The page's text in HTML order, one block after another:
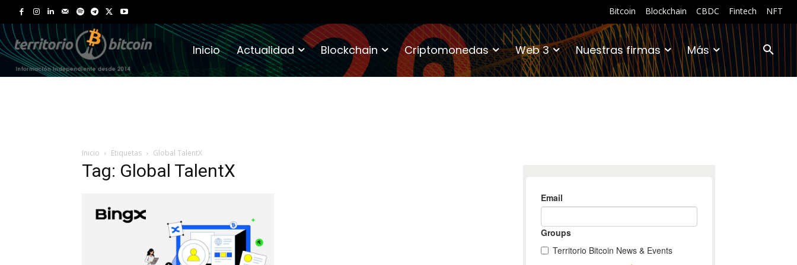
Bitcoin Blockchain CBDC Fintech NFT
Inicio Actualidad Blockchain Criptomonedas Web 3 Nuestras firmas Más
Inicio Etiquetas Global TalentX
Tag: Global TalentX